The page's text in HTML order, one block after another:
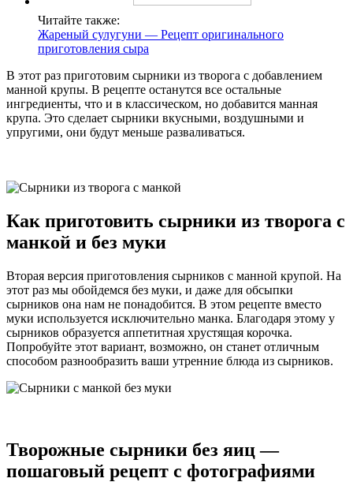
Читайте также:
Жареный сулугуни — Рецепт оригинального
приготовления сыра
В этот раз приготовим сырники из творога с добавлением
манной крупы. В рецепте останутся все остальные
ингредиенты, что и в классическом, но добавится манная
крупа. Это сделает сырники вкусными, воздушными и
упругими, они будут меньше разваливаться.
Как приготовить сырники из творога с
манкой и без муки
Вторая версия приготовления сырников с манной крупой. На
этот раз мы обойдемся без муки, и даже для обсыпки
сырников она нам не понадобится. В этом рецепте вместо
муки используется исключительно манка. Благодаря этому у
сырников образуется аппетитная хрустящая корочка.
Попробуйте этот вариант, возможно, он станет отличным
способом разнообразить ваши утренние блюда из сырников.
Творожные сырники без яиц —
пошаговый рецепт с фотографиями